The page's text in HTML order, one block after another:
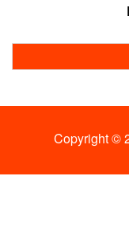
Copyright ©